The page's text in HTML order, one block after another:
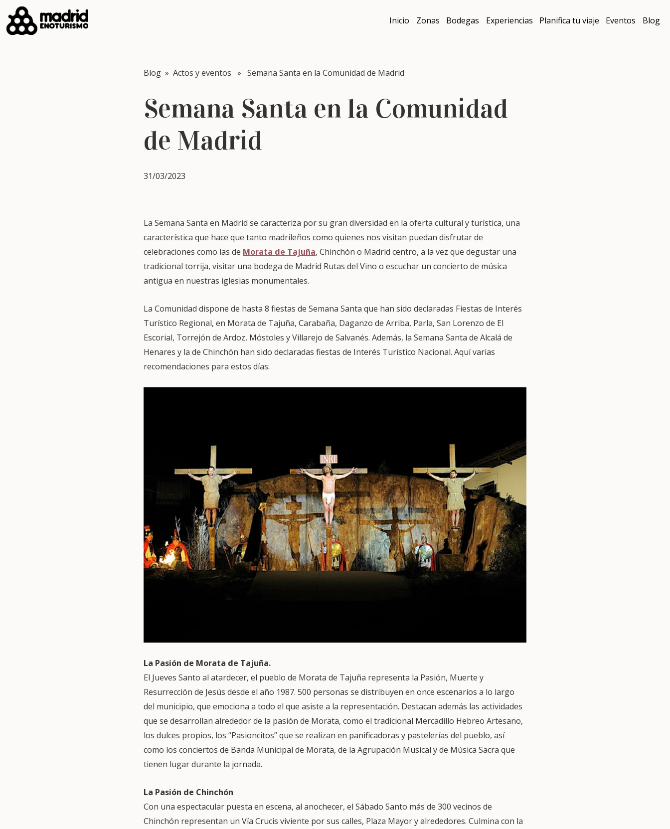
Inicio Zonas Bodegas Experiencias Planifica tu viaje Eventos Blog
Blog » Actos y eventos » Semana Santa en la Comunidad de Madrid
Semana Santa en la Comunidad
de Madrid
31/03/2023
La Semana Santa en Madrid se caracteriza por su gran diversidad en la oferta cultural y turística, una
característica que hace que tanto madrileños como quienes nos visitan puedan disfrutar de
celebraciones como las de Morata de Tajuña, Chinchón o Madrid centro, a la vez que degustar una
tradicional torrija, visitar una bodega de Madrid Rutas del Vino o escuchar un concierto de música
antigua en nuestras iglesias monumentales.
La Comunidad dispone de hasta 8 fiestas de Semana Santa que han sido declaradas Fiestas de Interés
Turístico Regional, en Morata de Tajuña, Carabaña, Daganzo de Arriba, Parla, San Lorenzo de El
Escorial, Torrejón de Ardoz, Móstoles y Villarejo de Salvanés. Además, la Semana Santa de Alcalá de
Henares y la de Chinchón han sido declaradas fiestas de Interés Turístico Nacional. Aquí varias
recomendaciones para estos días:
La Pasión de Morata de Tajuña.
El Jueves Santo al atardecer, el pueblo de Morata de Tajuña representa la Pasión, Muerte y
Resurrección de Jesús desde el año 1987. 500 personas se distribuyen en once escenarios a lo largo
del municipio, que emociona a todo el que asiste a la representación. Destacan además las actividades
que se desarrollan alrededor de la pasión de Morata, como el tradicional Mercadillo Hebreo Artesano,
los dulces propios, los “Pasioncitos” que se realizan en panificadoras y pastelerías del pueblo, así
como los conciertos de Banda Municipal de Morata, de la Agrupación Musical y de Música Sacra que
tienen lugar durante la jornada.
La Pasión de Chinchón
Con una espectacular puesta en escena, al anochecer, el Sábado Santo más de 300 vecinos de
Chinchón representan un Vía Crucis viviente por sus calles, Plaza Mayor y alrededores. Culmina con la